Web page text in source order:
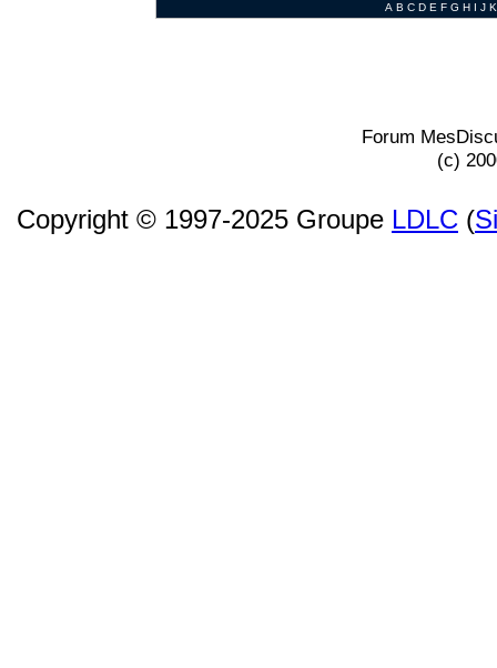
A B C D E F G H I J K
Forum
(c)
Copyright © 1997-2025 Groupe LDLC (